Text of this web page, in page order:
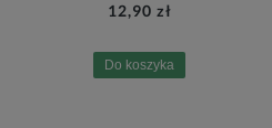
12,90 zł
Do koszyka